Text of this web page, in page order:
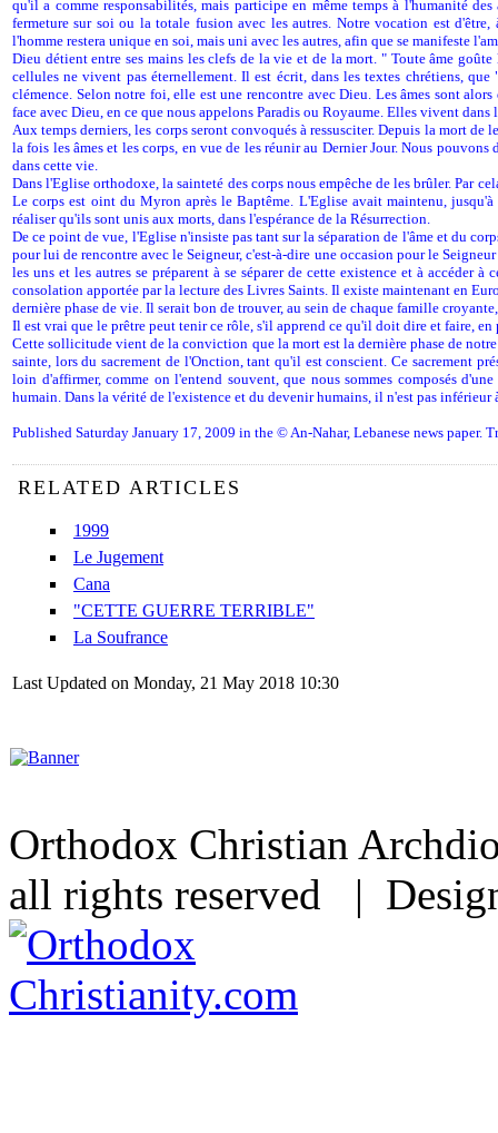
qu'il a comme responsabilités, mais participe en même temps à l'humanité
fermeture sur soi ou la totale fusion avec les autres. Notre vocation est
l'homme restera unique en soi, mais uni avec les autres, afin que se manifeste
Dieu détient entre ses mains les clefs de la vie et de la mort. " Toute âme
cellules ne vivent pas éternellement. Il est écrit, dans les textes chrétiens,
clémence. Selon notre foi, elle est une rencontre avec Dieu. Les âmes sont
face avec Dieu, en ce que nous appelons Paradis ou Royaume. Elles vivent
Aux temps derniers, les corps seront convoqués à ressusciter. Depuis la mort
la fois les âmes et les corps, en vue de les réunir au Dernier Jour. Nous
dans cette vie.
Dans l'Eglise orthodoxe, la sainteté des corps nous empêche de les brûler. Par
Le corps est oint du Myron après le Baptême. L'Eglise avait maintenu,
réaliser qu'ils sont unis aux morts, dans l'espérance de la Résurrection.
De ce point de vue, l'Eglise n'insiste pas tant sur la séparation de l'âme et du
pour lui de rencontre avec le Seigneur, c'est-à-dire une occasion pour le
les uns et les autres se préparent à se séparer de cette existence et à
consolation apportée par la lecture des Livres Saints. Il existe maintenant en
dernière phase de vie. Il serait bon de trouver, au sein de chaque famille
Il est vrai que le prêtre peut tenir ce rôle, s'il apprend ce qu'il doit dire et faire, en
Cette sollicitude vient de la conviction que la mort est la dernière phase de
sainte, lors du sacrement de l'Onction, tant qu'il est conscient. Ce sacrement
loin d'affirmer, comme on l'entend souvent, que nous sommes composés
humain. Dans la vérité de l'existence et du devenir humains, il n'est pas inférieur
Published Saturday January 17, 2009 in the © An-Nahar, Lebanese news paper.
RELATED ARTICLES
1999
Le Jugement
Cana
"CETTE GUERRE TERRIBLE"
La Soufrance
Last Updated on Monday, 21 May 2018 10:30
Orthodox Christian
all rights reserved |